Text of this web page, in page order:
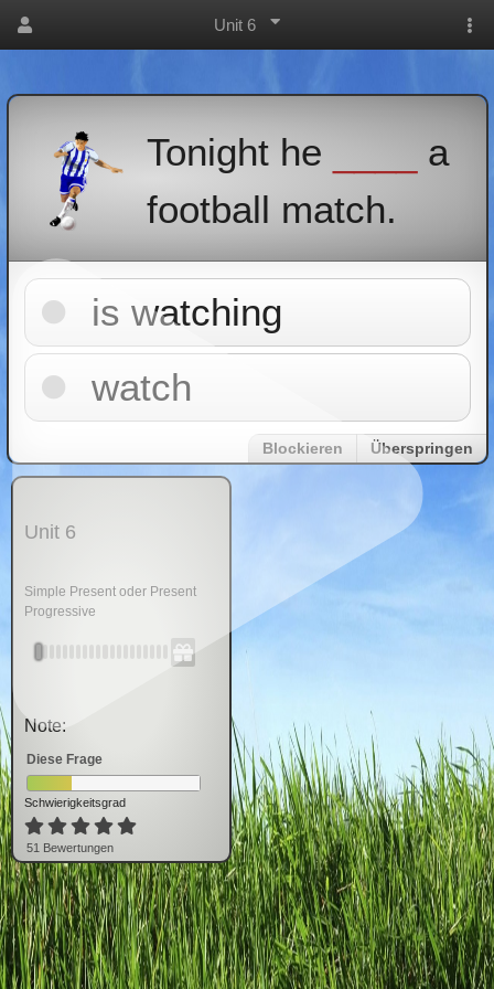
Unit 6
Tonight he
a
football match.
is watching
watch
Blockieren Überspringen
Unit 6
Simple Present oder Present
Progressive
Note:
Diese Frage
Schwierigkeitsgrad
51 Bewertungen